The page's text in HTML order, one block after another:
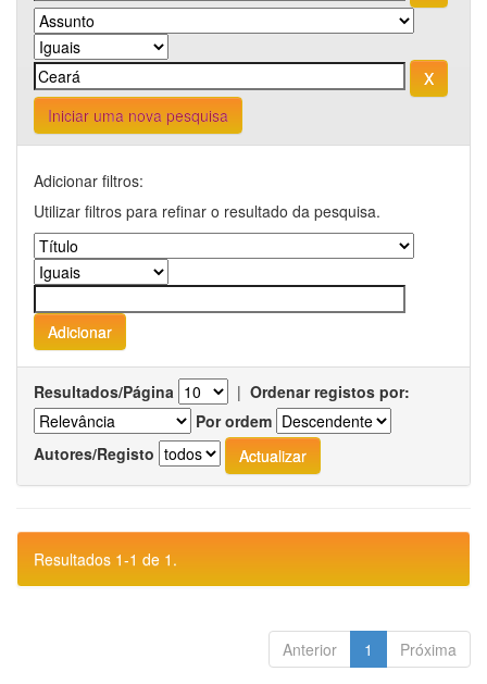
Iniciar uma nova pesquisa
Adicionar filtros:
Utilizar filtros para refinar o resultado da pesquisa.
Resultados/Página | Ordenar registos por:
Por ordem
Autores/Registo
Resultados 1-1 de 1.
Anterior 1 Próxima